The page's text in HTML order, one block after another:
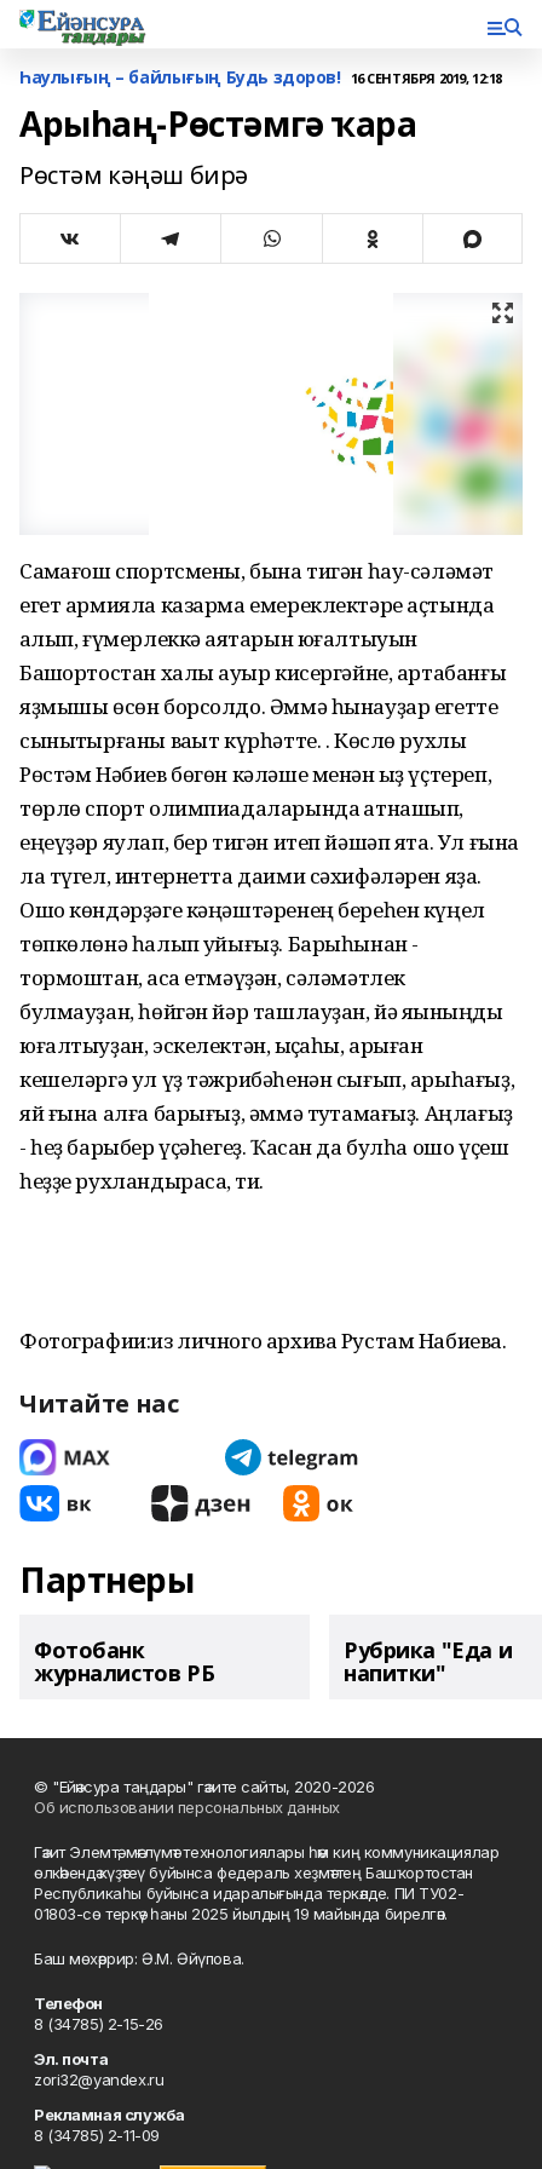
Һаулығың – байлығың Будь здоров! 16 СЕНТЯБРЯ 2019, 12:18
Арыһаң-Рөстәмгә ҡара
Рөстәм кәңәш бирә
Саҡмағош спортсмены, бына тигән һау-сәләмәт
егет армияла казарма емереклектәре аҫтында
ҡалып, ғүмерлеккә аяҡтарын юғалтыуын
Башҡортостан халҡы ауыр кисергәйне, артабанғы
яҙмышы өсөн борсолдо. Әммә һынауҙар егетте
сыныҡтырғаны ваҡыт күрһәтте. . Көслө рухлы
Рөстәм Нәбиев бөгөн кәләше менән ҡыҙ үҫтереп,
төрлө спорт олимпиадаларында ҡатнашып,
еңеүҙәр яулап, бер тигән итеп йәшәп ята. Ул ғына
ла түгел, интернетта даими сәхифәләрен яҙа.
Ошо көндәрҙәге кәңәштәренең береһен күңел
төпкөлөнә һалып ҡуйығыҙ. Барыһынан -
тормоштан, аҡса етмәүҙән, сәләмәтлек
булмауҙан, һөйгән йәр ташлауҙан, йә яҡыныңды
юғалтыуҙан, эскелектән, ҡыҫҡаһы, арыған
кешеләргә ул үҙ тәжрибәһенән сығып, арыһағыҙ,
яй ғына алға барығыҙ, әммә туҡтамағыҙ. Аңлағыҙ
- һеҙ барыбер үҫәһегеҙ. Ҡасан да булһа ошо үҫеш
һеҙҙе рухландырасаҡ, ти.
Фотографии:из личного архива Рустам Набиева.
Читайте нас
Партнеры
Фотобанк
журналистов РБ
Рубрика "Еда и
напитки"
© "Ейәнсура таңдары" гәзите сайты, 2020-2026
Об использовании персональных данных
Гәзит Элемтә, мәғлүмәт технологиялары һәм киң коммуникациялар
өлкәһендә күҙәтеү буйынса федераль хеҙмәттең Башҡортостан
Республикаһы буйынса идаралығында теркәлде. ПИ ТУ02-
01803-сө теркәү һаны 2025 йылдың 19 майында бирелгән.
Баш мөхәррир: Ә.М. Әйүпова.
Телефон
8 (34785) 2-15-26
Эл. почта
zori32@yandex.ru
Рекламная служба
8 (34785) 2-11-09